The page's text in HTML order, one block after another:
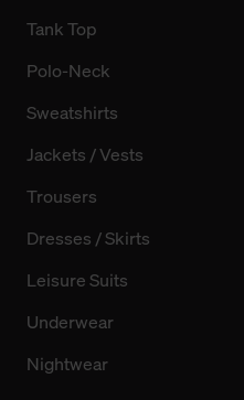
Tank Top
Polo-Neck
Sweatshirts
Jackets / Vests
Trousers
Dresses / Skirts
Leisure Suits
Underwear
Nightwear